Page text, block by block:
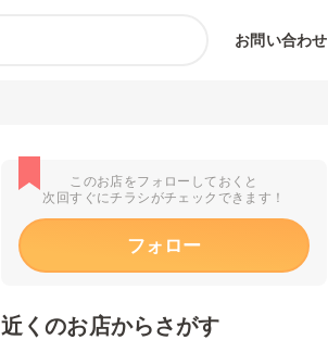
お問い合わせ
このお店をフォローしておくと
次回すぐにチラシがチェックできます！
フォロー
近くのお店からさがす